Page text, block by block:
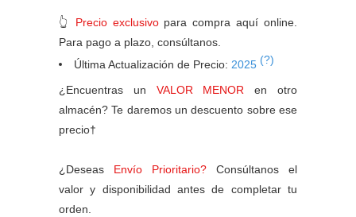
👆 Precio exclusivopara compra aquí online.
Para pago a plazo, consúltanos.
Última Actualización de Precio: 2025 (?)
¿Encuentras un VALOR MENORen otro
almacén? Te daremos un descuento sobre ese
precio†
¿Deseas Envío Prioritario? Consúltanos el
valor y disponibilidad antes de completar tu
orden.